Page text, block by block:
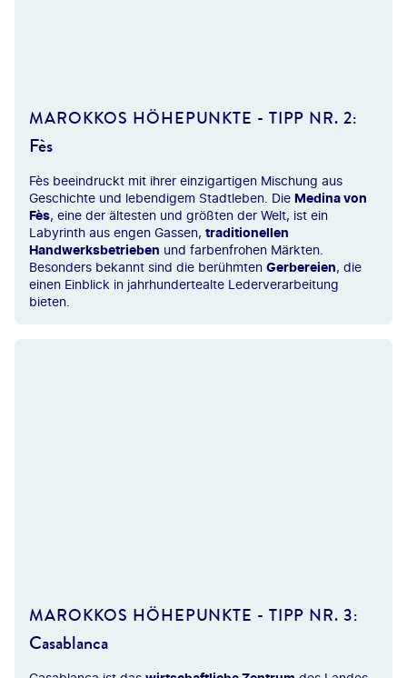
MAROKKOS HÖHEPUNKTE - TIPP NR. 2:
Fès
Fès beeindruckt mit ihrer einzigartigen Mischung aus
Geschichte und lebendigem Stadtleben. Die Medina von
Fès, eine der ältesten und größten der Welt, ist ein
Labyrinth aus engen Gassen, traditionellen
Handwerksbetrieben und farbenfrohen Märkten.
Besonders bekannt sind die berühmten Gerbereien, die
einen Einblick in jahrhundertealte Lederverarbeitung
bieten.
MAROKKOS HÖHEPUNKTE - TIPP NR. 3:
Casablanca